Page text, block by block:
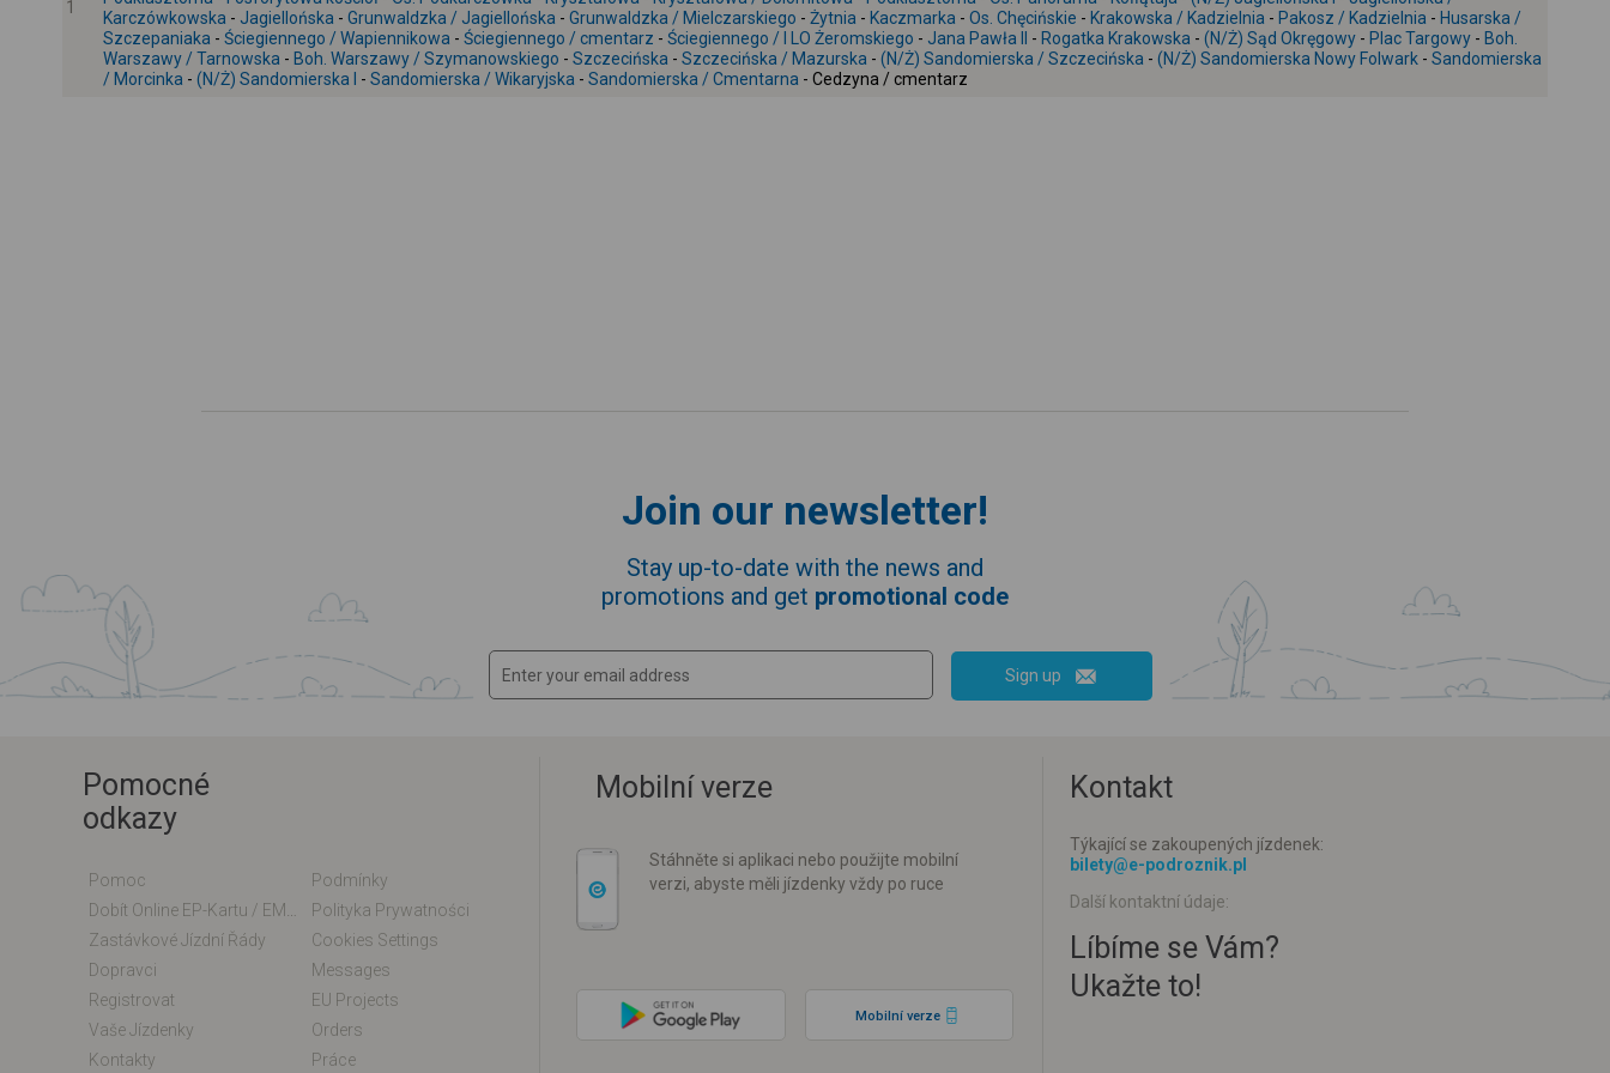
-
1
Karczówkowska - Jagiellońska - Grunwaldzka / Jagiellońska - Grunwaldzka / Mielczarskiego - Żytnia - Kaczmarka - Os. Chęcińskie - Krakowska / Kadzielnia - Pakosz / Kadzielnia - Husarska /
Szczepaniaka - Ściegiennego / Wapiennikowa - Ściegiennego / cmentarz - Ściegiennego / I LO Żeromskiego - Jana Pawła II - Rogatka Krakowska - (N/Ż) Sąd Okręgowy - Plac Targowy - Boh.
Warszawy / Tarnowska - Boh. Warszawy / Szymanowskiego - Szczecińska - Szczecińska / Mazurska - (N/Ż) Sandomierska / Szczecińska - (N/Ż) Sandomierska Nowy Folwark - Sandomierska
/ Morcinka - (N/Ż) Sandomierska I - Sandomierska / Wikaryjska - Sandomierska / Cmentarna - Cedzyna / cmentarz
Join our newsletter!
Stay up-to-date with the news and
promotions and get promotional code
Sign up
Pomocné
odkazy
Pomoc
Podmínky
Polityka Prywatności
Zastávkové Jízdní Řády
Cookies Settings
Dopravci
Messages
Registrovat
EU Projects
Vaše Jízdenky
Orders
Kontakty
Práce
Mobilní verze
Stáhněte si aplikaci nebo použijte mobilní
verzi, abyste měli jízdenky vždy po ruce
Mobilní verze
Kontakt
Týkající se zakoupených jízdenek:
bilety@e-podroznik.pl
Další kontaktní údaje:
Líbíme se Vám?
Ukažte to!